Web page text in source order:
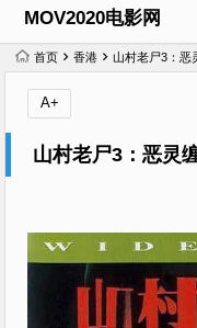
MOV2020电影网
首页 香港 山村老尸3：恶
山村老尸3：恶灵
A+